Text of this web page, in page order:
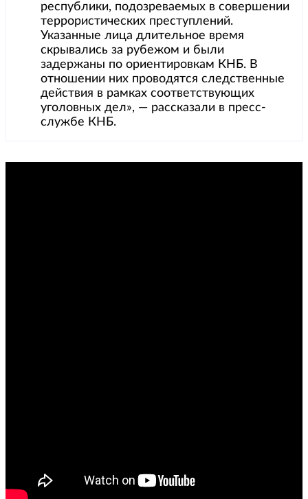
республики, подозреваемых в совершении
террористических преступлений.
Указанные лица длительное время
скрывались за рубежом и были
задержаны по ориентировкам КНБ. В
отношении них проводятся следственные
действия в рамках соответствующих
уголовных дел», — рассказали в пресс-
службе КНБ.